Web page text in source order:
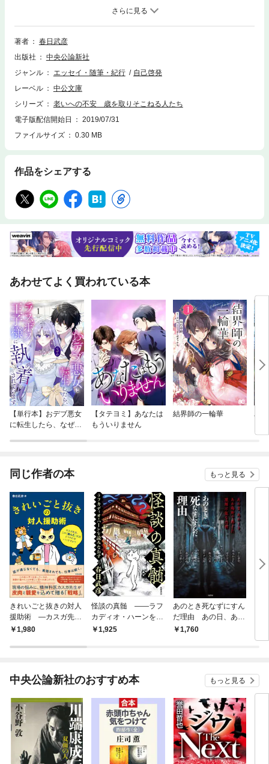
執着。一方、歳を経たがゆえの味わいとは。精神科医が、臨床現場や文学
作品のなかに、身につまされる事例や望ましい「年寄り」の姿を探る。哀
しくもおかしな老いの見本帳。
著者
春日武彦
出版社
中央公論新社
ジャンル
エッセイ・随筆・紀行
自己啓発
レーベル
中公文庫
シリーズ
老いへの不安 歳を取りそこねる人たち
電子版配信開始日
2019/07/31
ファイルサイズ
0.30 MB
作品をシェアする
あわせてよく買われている本
【単行本】おデブ悪女
に転生したら、なぜか
【タテヨミ】あなたは
もういりません
結界師の一輪華
バ
今
同じ作者の本 もっと見る
きれいごと抜きの対人
援助術 ―カスガ先
生、この「詰んだ」状
か？
1,980
怪談の真髄 ――ラフ
カディオ・ハーンを読
みなおす
1,925
あのとき死なずにすん
だ理由 あの日、あの
とき、あの場所で感じ
1,760
中央公論新社のおすすめ本 もっと見る